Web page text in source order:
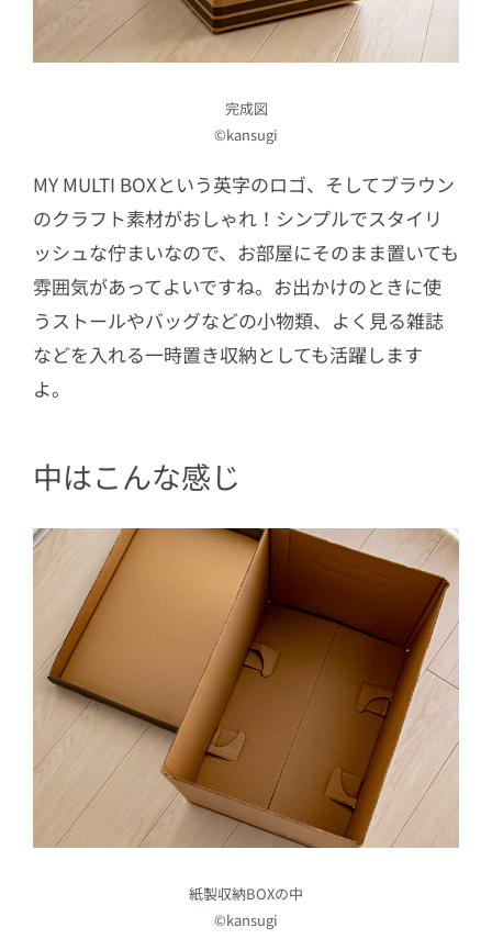
完成図
©kansugi
MY MULTI BOXという英字のロゴ、そしてブラウン
のクラフト素材がおしゃれ！シンプルでスタイリ
ッシュな佇まいなので、お部屋にそのまま置いても
雰囲気があってよいですね。お出かけのときに使
うストールやバッグなどの小物類、よく見る雑誌
などを入れる一時置き収納としても活躍します
よ。
中はこんな感じ
紙製収納BOXの中
©kansugi